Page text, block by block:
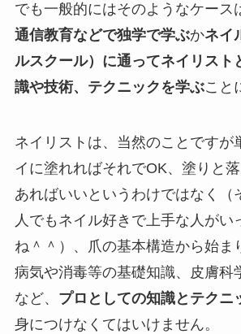
でも一般的にはそのようなケース
通信教育などで独学で学ぶかネイ
ルスクール）に通ってネイリスト
識や技術、テクニックを学ぶこと
ネイリストは、当然のことですが
イに塗れればそれでOK、塗りと
あればいいというわけではなく（
人でもネイル好きで上手な人がい
ね＾＾）、爪の基本構造から始ま
病気や消毒等の基礎知識、皮膚科
など、 プロとしての知識とテクニ
身につけなくてはいけません。